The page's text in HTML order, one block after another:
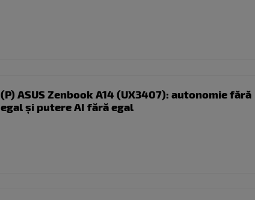
(P) ASUS Zenbook A14 (UX3407): autonomie fără
egal și putere AI fără egal